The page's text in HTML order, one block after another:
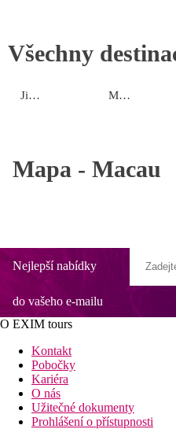
Všechny
Jižní ostrov Macau Peninsula
Mapa - Macau
Nejlepší nabídky
do vašeho e-mailu
O EXIM tours
Kontakt
Pobočky
Kariéra
O nás
Užitečné dokumenty
Prohlášení o přístupnosti